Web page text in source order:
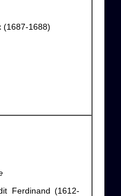
(1687-1688)
Ferdinand (1612-